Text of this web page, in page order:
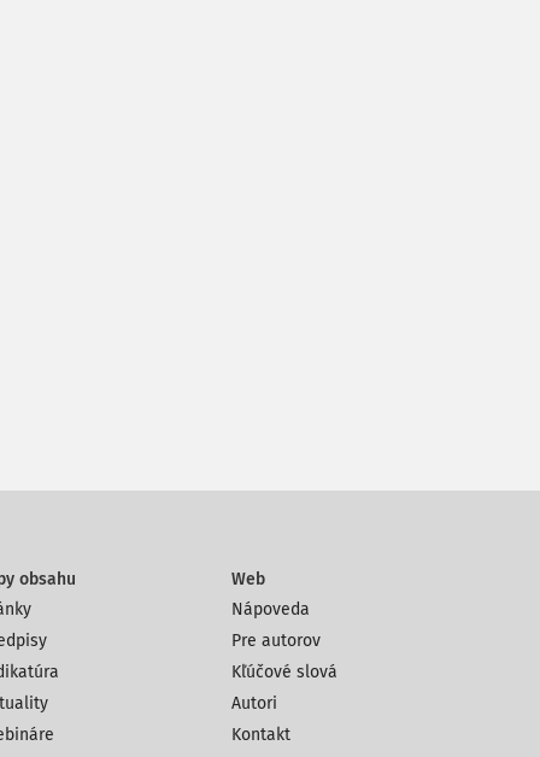
obsahu
Web
Nápoveda
Pre autorov
Kľúčové slová
Autori
Kontakt